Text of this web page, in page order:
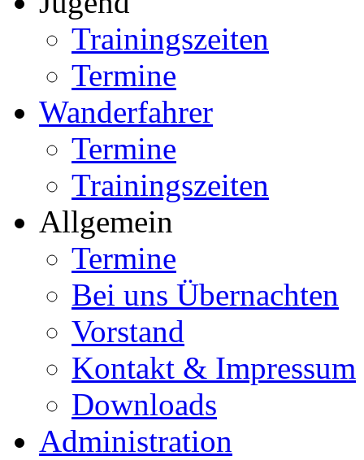
Trainingszeiten
Termine
Wanderfahrer
Termine
Trainingszeiten
Allgemein
Termine
Bei uns Übernachten
Vorstand
Kontakt & Impressum
Downloads
Administration